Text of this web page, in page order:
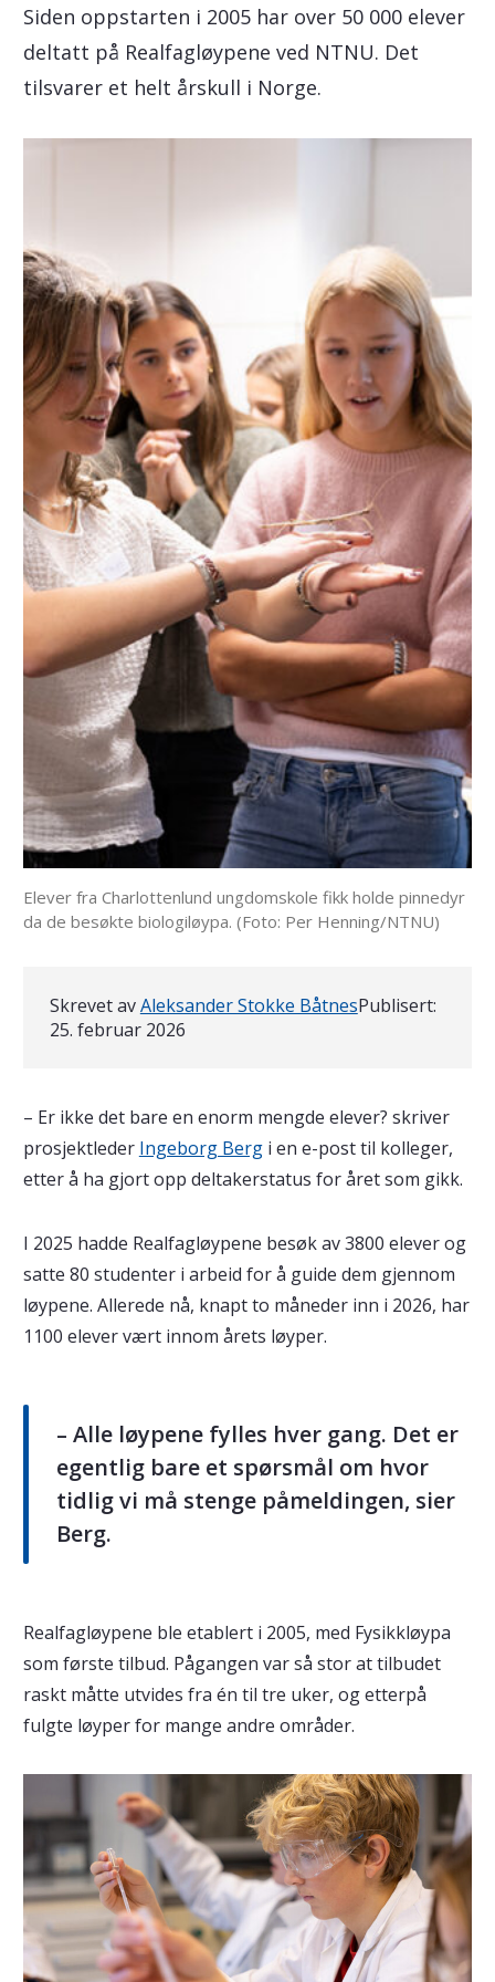
Siden oppstarten i 2005 har over 50 000 elever
deltatt på Realfagløypene ved NTNU. Det
tilsvarer et helt årskull i Norge.
Elever fra Charlottenlund ungdomskole fikk holde pinnedyr
da de besøkte biologiløypa. (Foto: Per Henning/NTNU)
Skrevet avAleksander Stokke BåtnesPublisert:
25. februar 2026
– Er ikke det bare en enorm mengde elever? skriver
prosjektleder Ingeborg Bergi en e-post til kolleger,
etter å ha gjort opp deltakerstatus for året som gikk.
I 2025 hadde Realfagløypene besøk av 3800 elever og
satte 80 studenter i arbeid for å guide dem gjennom
løypene. Allerede nå, knapt to måneder inn i 2026, har
1100 elever vært innom årets løyper.
– Alle løypene fylles hver gang. Det er
egentlig bare et spørsmål om hvor
tidlig vi må stenge påmeldingen, sier
Berg.
Realfagløypene ble etablert i 2005, med Fysikkløypa
som første tilbud. Pågangen var så stor at tilbudet
raskt måtte utvides fra én til tre uker, og etterpå
fulgte løyper for mange andre områder.